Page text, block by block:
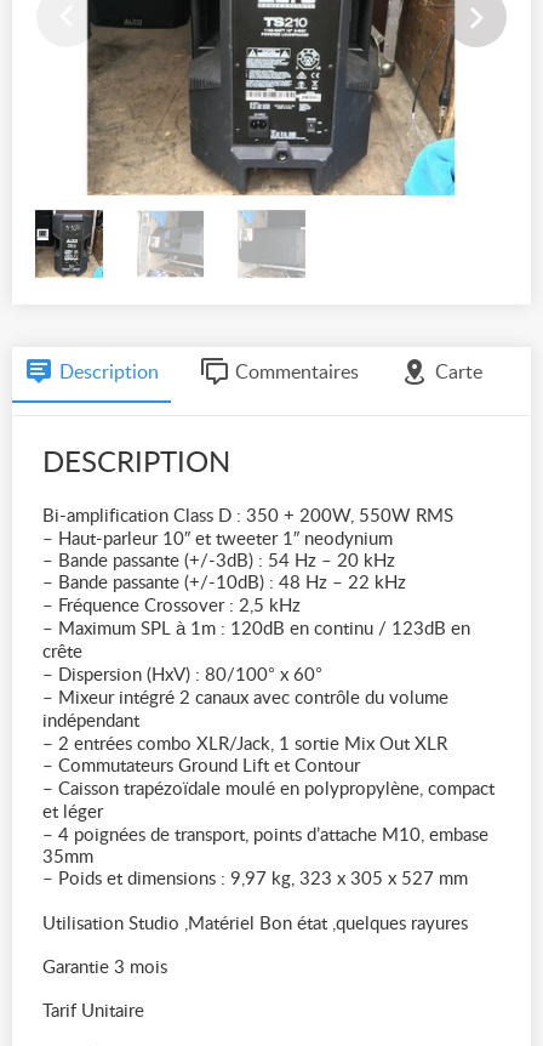
Description Commentaires Carte
DESCRIPTION
Bi-amplification Class D : 350 + 200W, 550W RMS
– Haut-parleur 10″ et tweeter 1″ neodynium
– Bande passante (+/-3dB) : 54 Hz – 20 kHz
– Bande passante (+/-10dB) : 48 Hz – 22 kHz
– Fréquence Crossover : 2,5 kHz
– Maximum SPL à 1m : 120dB en continu / 123dB en
crête
– Dispersion (HxV) : 80/100° x 60°
– Mixeur intégré 2 canaux avec contrôle du volume
indépendant
– 2 entrées combo XLR/Jack, 1 sortie Mix Out XLR
– Commutateurs Ground Lift et Contour
– Caisson trapézoïdale moulé en polypropylène, compact
et léger
– 4 poignées de transport, points d’attache M10, embase
35mm
– Poids et dimensions : 9,97 kg, 323 x 305 x 527 mm
Utilisation Studio ,Matériel Bon état ,quelques rayures
Garantie 3 mois
Tarif Unitaire